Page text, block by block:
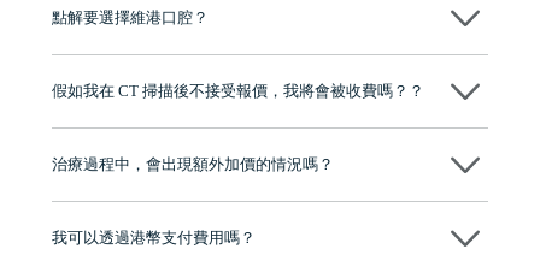
點解要選擇維港口腔？
牌」、「2025香港企業領袖品牌」，是諾貝爾種植系統全球放心植牙中
至今已服務超過三十個國家和地區的顧客，受到粵港澳大灣區及周邊城
有咨詢及服務保障中心，有任何問題都可以隨時預約免費咨詢，讓人十
假如我在 CT 掃描後不接受報價，我將會被收費嗎？？
治療過程中，會出現額外加價的情況嗎？
我可以透過港幣支付費用嗎？